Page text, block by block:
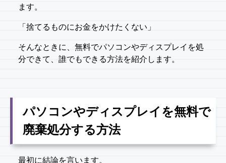
ます。
「捨てるものにお金をかけたくない」
そんなときに、無料でパソコンやディスプレイを処
分できて、誰でもできる方法を紹介します。
パソコンやディスプレイを無料で
廃棄処分する方法
最初に結論を言います。